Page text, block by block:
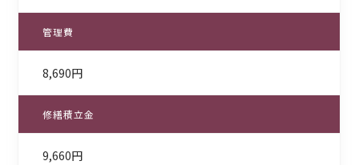
管理費
8,690円
修繕積立金
9,660円